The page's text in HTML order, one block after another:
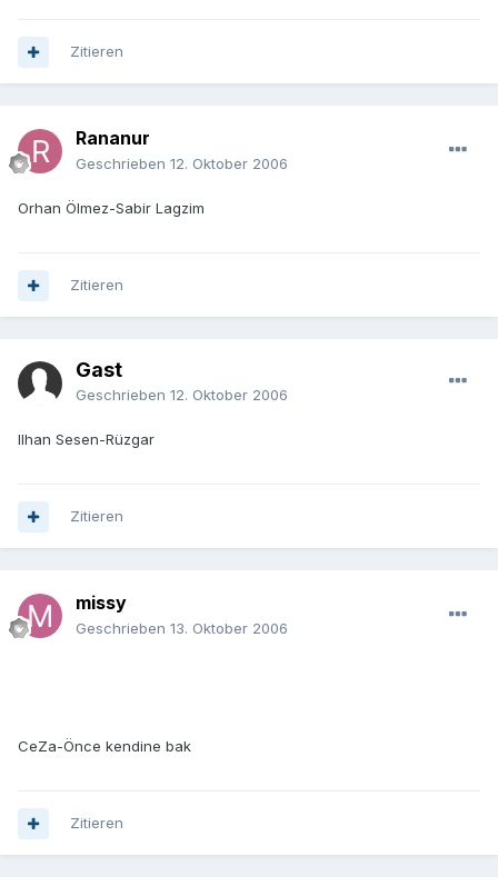
Zitieren
Rananur
Geschrieben 12. Oktober 2006
Orhan Ölmez-Sabir Lagzim
Zitieren
Gast
Geschrieben 12. Oktober 2006
Ilhan Sesen-Rüzgar
Zitieren
missy
Geschrieben 13. Oktober 2006
CeZa-Önce kendine bak
Zitieren